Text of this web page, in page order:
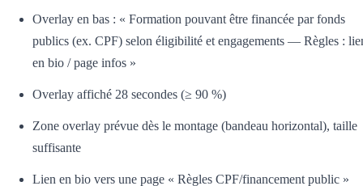
Overlay en bas : « Formation pouvant être financée par fonds
publics (ex. CPF) selon éligibilité et engagements — Règles :
en bio / page infos »
Overlay affiché 28 secondes (≥ 90 %)
Zone overlay prévue dès le montage (bandeau horizontal), taille
suffisante
Lien en bio vers une page « Règles CPF/financement public »